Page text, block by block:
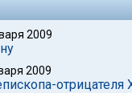
2009
2009
отрицателя